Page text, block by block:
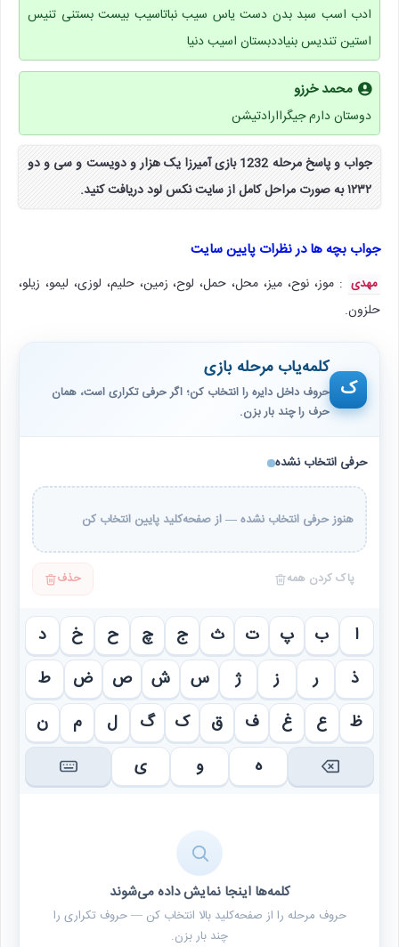
ادب اسب سبد بدن دست یاس سیب نباتاسیب بیست بستنی تنیس
استین تندیس بنیاددبستان اسیب دنیا
محمد خرزو
دوستان دارم جیگراارادتیشن
جواب و پاسخ مرحله 1232 بازی آمیرزا یک هزار و دویست و سی و دو
۱۲۳۲ به صورت مراحل کامل از سایت نکس لود دریافت کنید.
جواب بچه ها در نظرات پایین سایت
مهدی : موز، نوح، میز، محل، حمل، لوح، زمین، حلیم، لوزی، لیمو، زیلو،
حلزون.
ک
کلمه‌یاب مرحله بازی
حروف داخل دایره را انتخاب کن؛ اگر حرفی تکراری است، همان
حرف را چند بار بزن.
حرفی انتخاب نشده
هنوز حرفی انتخاب نشده — از صفحه‌کلید پایین انتخاب کن
پاک کردن همه حذف
ا ب پ ت ث ج چ ح خ
د
ذ
ر ز ژ س ش ص ض
ط
ظ
ع غ ف ق ک گ ل م
ن
ه
و ی
کلمه‌ها اینجا نمایش داده می‌شوند
حروف مرحله را از صفحه‌کلید بالا انتخاب کن — حروف تکراری را
چند بار بزن.